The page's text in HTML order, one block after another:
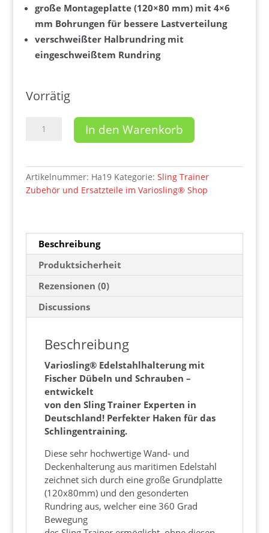
große Montageplatte (120×80 mm) mit 4×6
mm Bohrungen für bessere Lastverteilung
verschweißter Halbrundring mit
eingeschweißtem Rundring
Vorrätig
Edelstahlhalterung
für
Sling
Schrauben+Dübel)
Menge
In den Warenkorb
Artikelnummer: Ha19 Kategorie: Sling Trainer
Zubehör und Ersatzteile im Variosling® Shop
Beschreibung
Produktsicherheit
Rezensionen (0)
Discussions
Beschreibung
Variosling® Edelstahlhalterung mit
Fischer Dübeln und Schrauben –
entwickelt
von den Sling Trainer Experten in
Deutschland! Perfekter Haken für das
Schlingentraining.
Diese sehr hochwertige Wand- und
Deckenhalterung aus maritimen Edelstahl
zeichnet sich durch eine große Grundplatte
(120x80mm) und den gesonderten
Rundring aus, welcher eine 360 Grad
Bewegung